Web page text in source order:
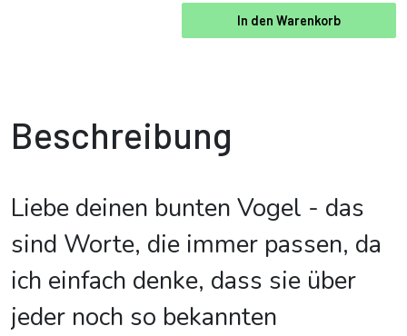
In den Warenkorb
Beschreibung
Liebe deinen bunten Vogel - das
sind Worte, die immer passen, da
ich einfach denke, dass sie über
jeder noch so bekannten